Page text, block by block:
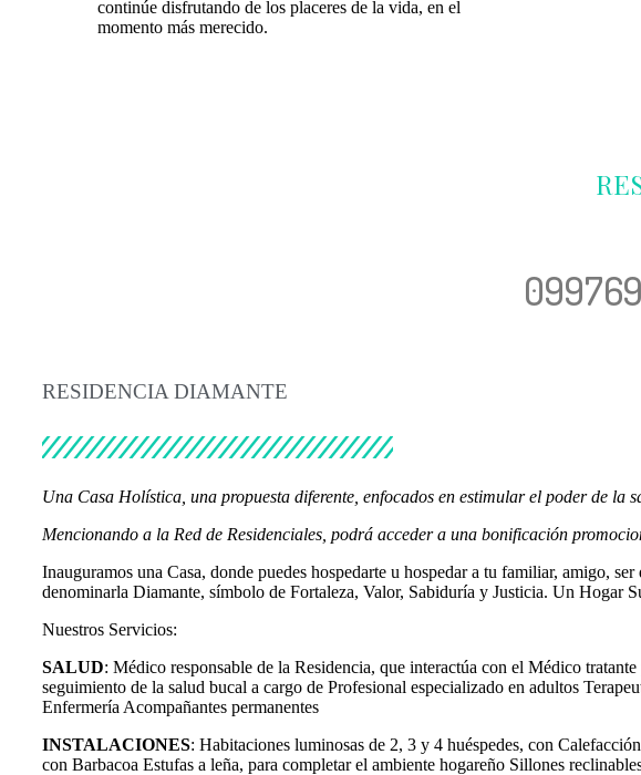
continúe disfrutando de los placeres de la vida, en el
momento más merecido.
RESIDENCIA DIAMANTE
Una Casa Holística, una propuesta diferente, enfocados en estimular el poder de
Mencionando a la Red de Residenciales, podrá acceder a una bonificación
Inauguramos una Casa, donde puedes hospedarte u hospedar a tu familiar, amigo,
denominarla Diamante, símbolo de Fortaleza, Valor, Sabiduría y Justicia. Un Hogar
Nuestros Servicios:
SALUD: Médico responsable de la Residencia, que interactúa con el Médico
seguimiento de la salud bucal a cargo de Profesional especializado en adultos
Enfermería Acompañantes permanentes
INSTALACIONES: Habitaciones luminosas de 2, 3 y 4 huéspedes, con
con Barbacoa Estufas a leña, para completar el ambiente hogareño Sillones